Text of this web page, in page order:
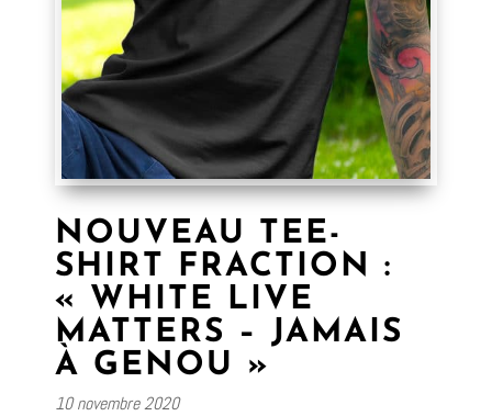
NOUVEAU TEE-
SHIRT FRACTION :
« WHITE LIVE
MATTERS – JAMAIS
À GENOU »
10 novembre 2020